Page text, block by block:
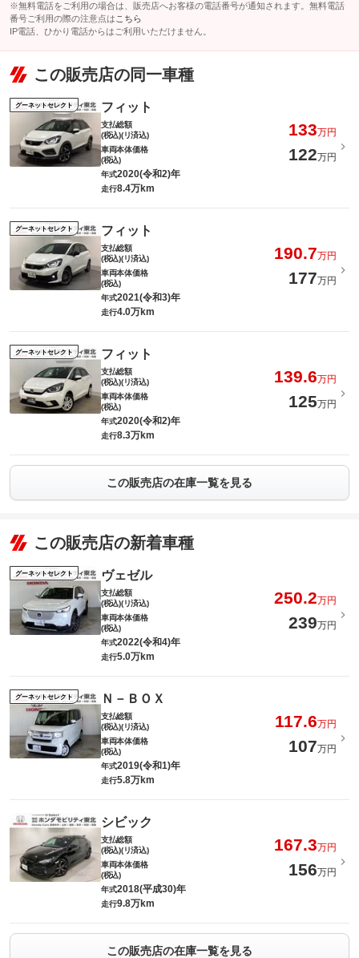
※無料電話をご利用の場合は、販売店へお客様の電話番号が通知されます。無料電話
番号ご利用の際の注意点は こちら
IP電話、ひかり電話からはご利用いただけません。
この販売店の同一車種
グーネットセレクト フィット
支払総額
(税込)(リ済込)
133万円
車両本体価格
(税込)
122万円
年式2020(令和2)年
走行8.4万km
グーネットセレクト フィット
支払総額
(税込)(リ済込)
190.7万円
車両本体価格
(税込)
177万円
年式2021(令和3)年
走行4.0万km
グーネットセレクト フィット
支払総額
(税込)(リ済込)
139.6万円
車両本体価格
(税込)
125万円
年式2020(令和2)年
走行8.3万km
この販売店の在庫一覧を見る
この販売店の新着車種
グーネットセレクト ヴェゼル
支払総額
(税込)(リ済込)
250.2万円
車両本体価格
(税込)
239万円
年式2022(令和4)年
走行5.0万km
グーネットセレクト Ｎ－ＢＯＸ
支払総額
(税込)(リ済込)
117.6万円
車両本体価格
(税込)
107万円
年式2019(令和1)年
走行5.8万km
シビック
支払総額
(税込)(リ済込)
167.3万円
車両本体価格
(税込)
156万円
年式2018(平成30)年
走行9.8万km
この販売店の在庫一覧を見る